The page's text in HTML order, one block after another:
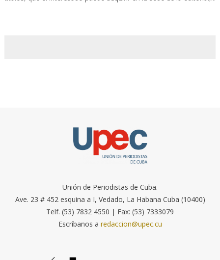
Unión de Periodistas de Cuba.
Ave. 23 # 452 esquina a I, Vedado, La Habana Cuba (10400)
Telf. (53) 7832 4550 | Fax: (53) 7333079
Escríbanos a redaccion@upec.cu